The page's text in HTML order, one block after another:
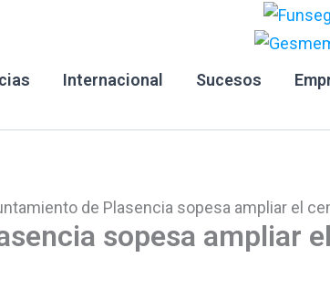
Internacional Sucesos
de Plasencia sopesa ampliar el
sopesa ampliar